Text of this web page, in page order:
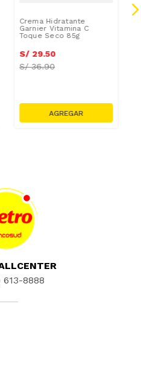
Crema Hidratante
Garnier Vitamina C
Toque Seco 85g
S/ 29.50
S/36.90
613-8888